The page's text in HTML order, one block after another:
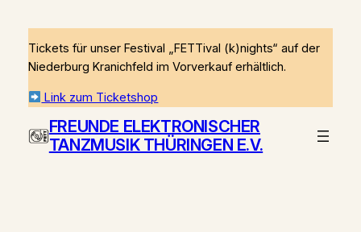
Tickets für unser Festival „FETTival (k)nights“ auf der
Niederburg Kranichfeld im Vorverkauf erhältlich.
Link zum Ticketshop
FREUNDE ELEKTRONISCHER
TANZMUSIK THÜRINGEN E.V.